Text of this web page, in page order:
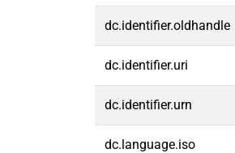
dc.identifier.oldhandle
dc.identifier.uri
dc.identifier.urn
dc.language.iso